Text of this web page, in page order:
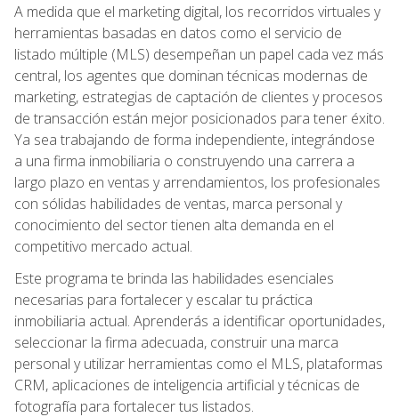
A medida que el marketing digital, los recorridos virtuales y
herramientas basadas en datos como el servicio de
listado múltiple (MLS) desempeñan un papel cada vez más
central, los agentes que dominan técnicas modernas de
marketing, estrategias de captación de clientes y procesos
de transacción están mejor posicionados para tener éxito.
Ya sea trabajando de forma independiente, integrándose
a una firma inmobiliaria o construyendo una carrera a
largo plazo en ventas y arrendamientos, los profesionales
con sólidas habilidades de ventas, marca personal y
conocimiento del sector tienen alta demanda en el
competitivo mercado actual.
Este programa te brinda las habilidades esenciales
necesarias para fortalecer y escalar tu práctica
inmobiliaria actual. Aprenderás a identificar oportunidades,
seleccionar la firma adecuada, construir una marca
personal y utilizar herramientas como el MLS, plataformas
CRM, aplicaciones de inteligencia artificial y técnicas de
fotografía para fortalecer tus listados.